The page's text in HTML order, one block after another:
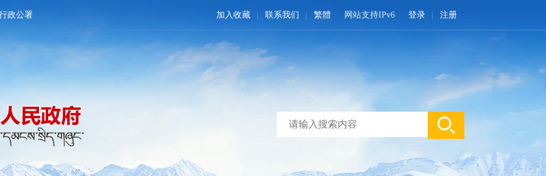
政公署 登录 注册
网站支持IPv6
加入收藏 联系我们 繁體